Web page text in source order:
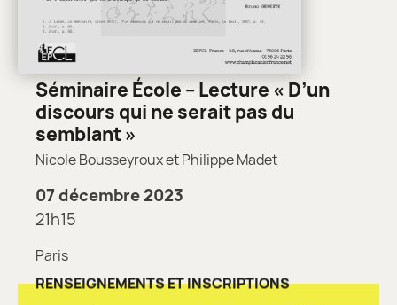
Séminaire École – Lecture « D’un
discours qui ne serait pas du
semblant »
Nicole Bousseyroux et Philippe Madet
07 décembre 2023
21h15
Paris
RENSEIGNEMENTS ET INSCRIPTIONS